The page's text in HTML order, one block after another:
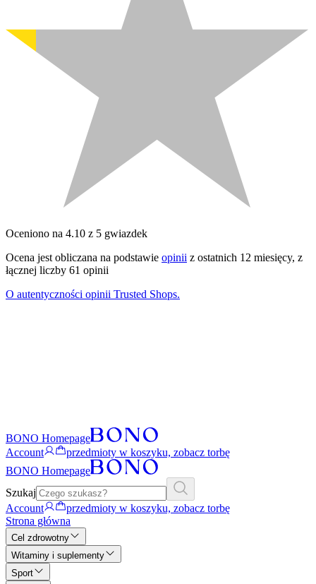
Oceniono na 4.10 z 5 gwiazdek
Ocena jest obliczana na podstawie opinii z ostatnich 12 miesięcy, z
łącznej liczby 61 opinii
O autentyczności opinii Trusted Shops.
BONO Homepage
Account
przedmioty w koszyku, zobacz torbę
BONO Homepage
Szukaj
Account
przedmioty w koszyku, zobacz torbę
Strona główna
Cel zdrowotny
Witaminy i suplementy
Sport